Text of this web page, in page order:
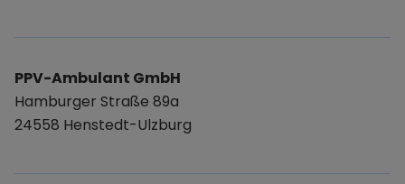
PPV-Ambulant GmbH
Hamburger Straße 89a
24558 Henstedt-Ulzburg